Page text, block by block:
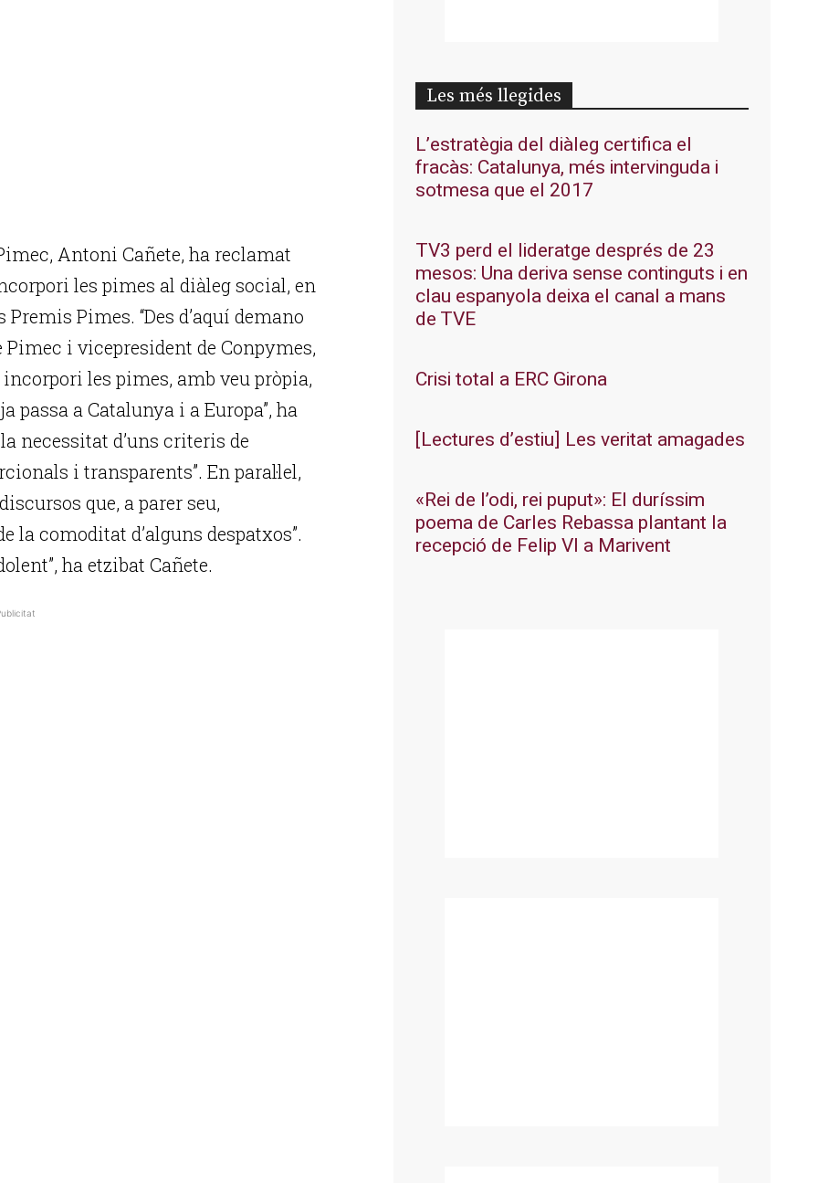
Antoni Cañete, ha reclamat
les pimes al diàleg social, en
Pimes. “Des d’aquí demano
i vicepresident de Conpymes,
les pimes, amb veu pròpia,
passa a Catalunya i a Europa”, ha
necessitat d’uns criteris de
i transparents”. En paral·lel,
que, a parer seu,
la comoditat d’alguns despatxos”.
ha etzibat Cañete.
Les més llegides
L’estratègia del diàleg certifica el
fracàs: Catalunya, més intervinguda i
sotmesa que el 2017
TV3 perd el lideratge després de 23
mesos: Una deriva sense continguts i en
clau espanyola deixa el canal a mans
de TVE
Crisi total a ERC Girona
[Lectures d’estiu] Les veritat amagades
«Rei de l’odi, rei puput»: El duríssim
poema de Carles Rebassa plantant la
recepció de Felip VI a Marivent